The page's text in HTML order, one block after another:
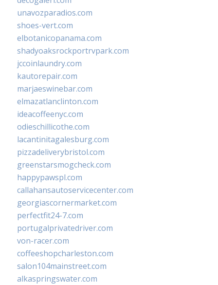
unavozparadios.com
shoes-vert.com
elbotanicopanama.com
shadyoaksrockportrvpark.com
jccoinlaundry.com
kautorepair.com
marjaeswinebar.com
elmazatlanclinton.com
ideacoffeenyc.com
odieschillicothe.com
lacantinitagalesburg.com
pizzadeliverybristol.com
greenstarsmogcheck.com
happypawspl.com
callahansautoservicecenter.com
georgiascornermarket.com
perfectfit24-7.com
portugalprivatedriver.com
von-racer.com
coffeeshopcharleston.com
salon104mainstreet.com
alkaspringswater.com